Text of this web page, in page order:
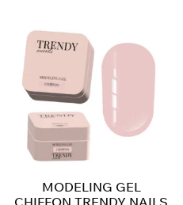
MODELING GEL